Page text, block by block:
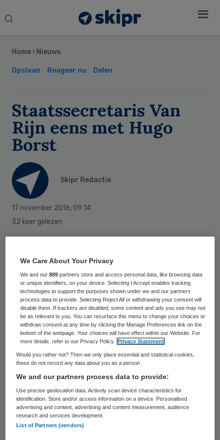
Search
Home › Nieuws
Opslaan Reageer nu Delen
Staatssecretaris Van
Rijn eens met Hugo
Borst
Skipr Redactie
17 november 2016, 09:14
32 keer gelezen
onderschrijft dat er goed en genoeg
personeel in de ouderenzorg moet zijn,
maar dat kost tijd. Hij schrijft dit in een
reactie op het manifest over de
ouderenzorg dat columnist Hugo Borst van
het Algemeen Dagblad (AD) in oktober
presenteerde.
Van Rijn is het niet alleen met Borst eens
over het feit dat er meer personeel nodig is,
schrijft hij in eenopen brief in het AD. Ook
vindt hij dat er meer goede betrokken
Sidebar
We Care About Your Privacy
We and our889 partners store and access personal data, like browsing data
or unique identifiers, on your device. Selecting I Accept enables tracking
technologies to support the purposes shown under we and our partners
process data to provide. Selecting Reject All or withdrawing your consent will
disable them. If trackers are disabled, some content and ads you see may not
be as relevant to you. You can resurface this menu to change your choices or
withdraw consent at any time by clicking the Manage Preferences link on the
bottom of the webpage. Your choices will have effect within our Website. For
more details, refer to our Privacy Policy.
Privacy Statement
Would you rather not? Then we only place essential and statistical cookies,
these do not record any data about you as a person
We and our partners process data to provide:
Use precise geolocation data. Actively scan device characteristics for
identification. Store and/or access information on a device. Personalised
advertising and content, advertising and content measurement, audience
research and services development.
List of Partners (vendors)